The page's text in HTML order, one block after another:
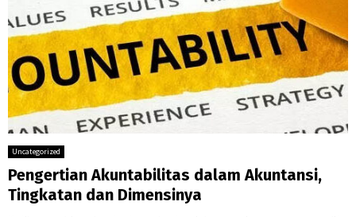
Uncategorized
Pengertian Akuntabilitas dalam Akuntansi,
Tingkatan dan Dimensinya